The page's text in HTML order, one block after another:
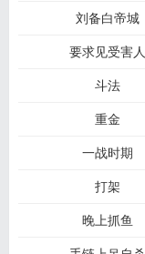
刘备白帝城
要求见受害人
斗法
重金
一战时期
打架
晚上抓鱼